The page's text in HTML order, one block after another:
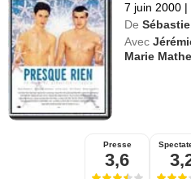
7 juin 2000 |
De
Avec
Marie
Presse
3,6